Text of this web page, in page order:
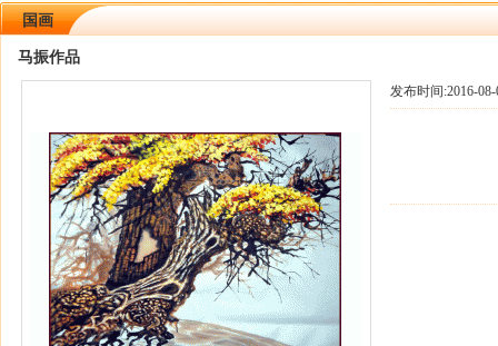
国画
马振作品
发布时间:2016-